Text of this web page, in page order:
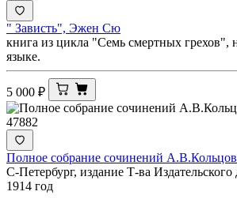
" Зависть", Эжен Сю
книга из цикла "Семь смертных грехов",
языке.
5 000 ₽
47882
Полное собрание сочинений
С-Петербург, издание Т-ва
1914 год